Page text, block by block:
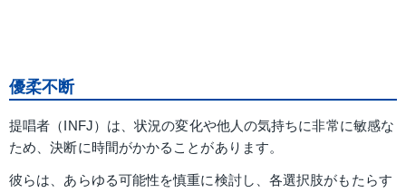
優柔不断
提唱者（INFJ）は、状況の変化や他人の気持ちに非常に敏感な
ため、決断に時間がかかることがあります。
彼らは、あらゆる可能性を慎重に検討し、各選択肢がもたらす